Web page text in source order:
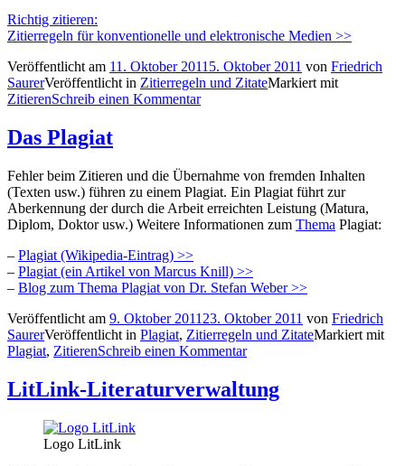
Richtig zitieren:
Zitierregeln für konventionelle und elektronische Medien >>
Veröffentlicht am 11. Oktober 20115. Oktober 2011 von Friedrich
SaurerVeröffentlicht in Zitierregeln und ZitateMarkiert mit
ZitierenSchreib einen Kommentar
Das Plagiat
Fehler beim Zitieren und die Übernahme von fremden Inhalten
(Texten usw.) führen zu einem Plagiat. Ein Plagiat führt zur
Aberkennung der durch die Arbeit erreichten Leistung (Matura,
Diplom, Doktor usw.) Weitere Informationen zum Thema Plagiat:
– Plagiat (Wikipedia-Eintrag) >>
– Plagiat (ein Artikel von Marcus Knill) >>
– Blog zum Thema Plagiat von Dr. Stefan Weber >>
Veröffentlicht am 9. Oktober 2011 23. Oktober 2011 von Friedrich
SaurerVeröffentlicht in Plagiat, Zitierregeln und ZitateMarkiert mit
Plagiat, ZitierenSchreib einen Kommentar
LitLink-Literaturverwaltung
Logo LitLink